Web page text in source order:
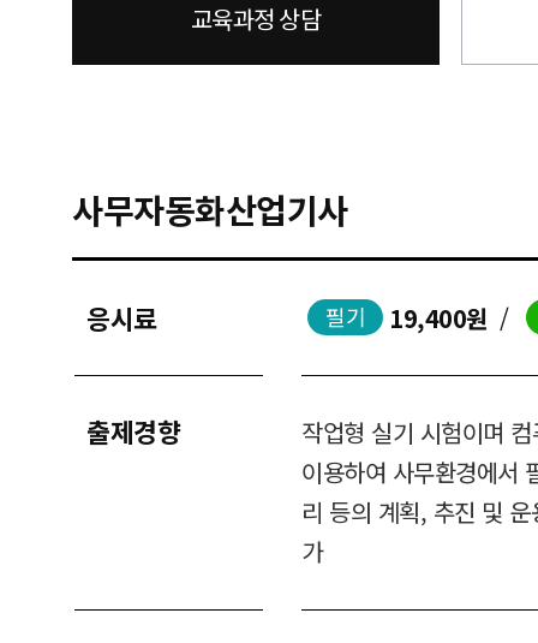
교육과정 상담
사무자동화산업기사
응시료 필기 19,400원 /
출제경향
작업형 실기 시험이며
이용하여 사무환경에서
리 등의 계획, 추진 및
가